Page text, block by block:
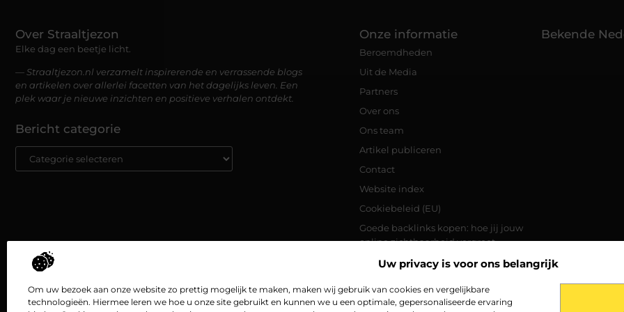
Uw privacy is voor ons belangrijk
Om uw bezoek aan onze website zo prettig mogelijk te maken, maken wij gebruik van cookies en vergelijkbare
technologieën. Hiermee leren we hoe u onze site gebruikt en kunnen we u een optimale, gepersonaliseerde ervaring
Over Straaltjezon
Elke dag een beetje licht.
— Straaltjezon.nl verzamelt inspirerende en verrassende blogs
en artikelen over allerlei facetten van het dagelijks leven. Een
plek waar je nieuwe inzichten en positieve verhalen ontdekt.
Bericht categorie
Onze informatie
Beroemdheden
Uit de Media
Partners
Over ons
Ons team
Artikel publiceren
Contact
Website index
Cookiebeleid (EU)
Goede backlinks kopen: hoe jij jouw
online zichtbaarheid vergroot
Manieren om geld te verdienen met je
Bekende